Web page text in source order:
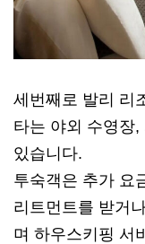
세번째로 발리 리
타는 야외 수영장
있습니다.
투숙객은 추가 요
리트먼트를 받거
며 하우스키핑 서